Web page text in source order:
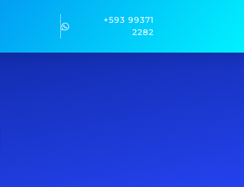
+593 99371
2282